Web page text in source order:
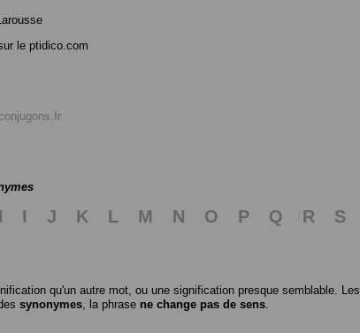
le ptidico.com
conjugons.fr
I J K L M N O P Q R S
qu'un autre mot, ou une signification presque semblable. Les
synonymes , la phrase ne change pas de sens